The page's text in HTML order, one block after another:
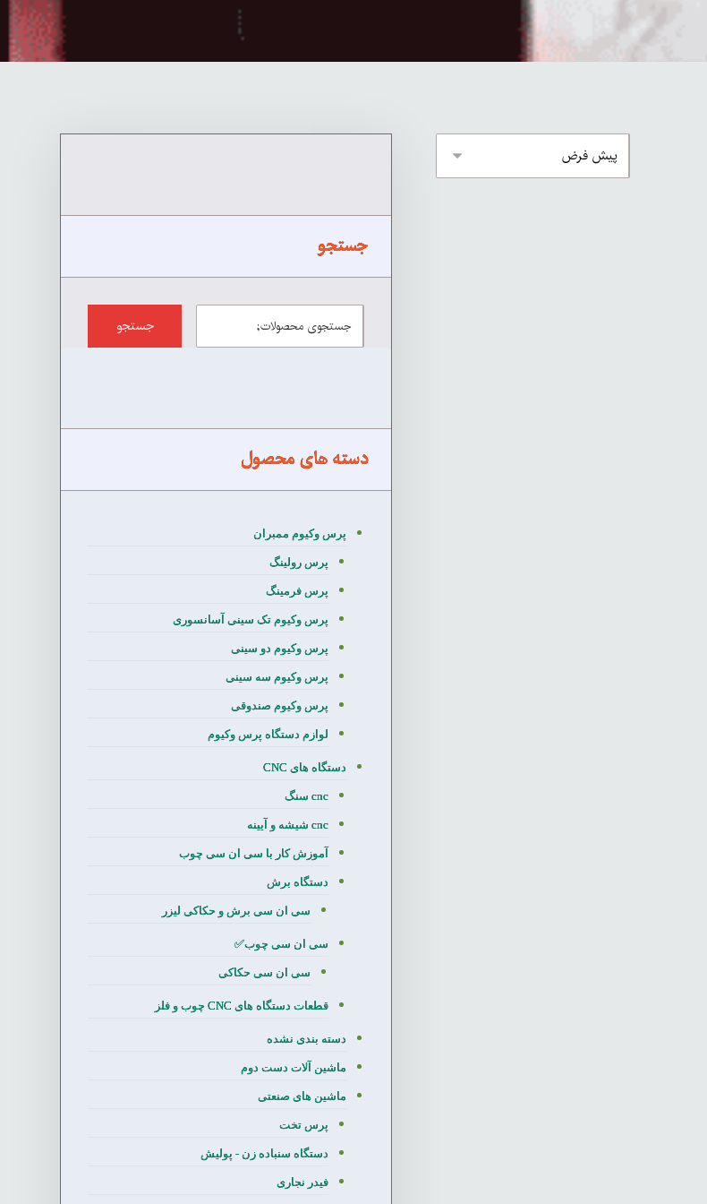
جستجو
جستجو
دسته های محصول
پرس وکیوم ممبران
پرس رولینگ
پرس فرمینگ
پرس وکیوم تک سینی آسانسوری
پرس وکیوم دو سینی
پرس وکیوم سه سینی
پرس وکیوم صندوقی
لوازم دستگاه پرس وکیوم
دستگاه های CNC
cnc سنگ
cnc شیشه و آیینه
آموزش کار با سی ان سی چوب
دستگاه برش
سی ان سی برش و حکاکی لیزر
سی ان سی چوب✅
سی ان سی حکاکی
قطعات دستگاه های CNC چوب و فلز
دسته بندی نشده
ماشین آلات دست دوم
ماشین های صنعتی
پرس تخت
دستگاه سنباده زن - پولیش
فیدر نجاری